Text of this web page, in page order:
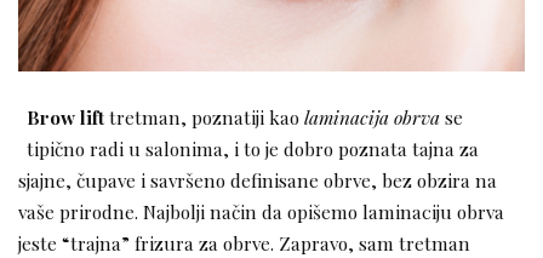
Brow lifttretman, poznatiji kaolaminacija obrvase
tipično radi u salonima, i to je dobro poznata tajna za
sjajne, čupave i savršeno definisane obrve, bez obzira na
vaše prirodne. Najbolji način da opišemo laminaciju obrva
jeste “trajna” frizura za obrve. Zapravo, sam tretman